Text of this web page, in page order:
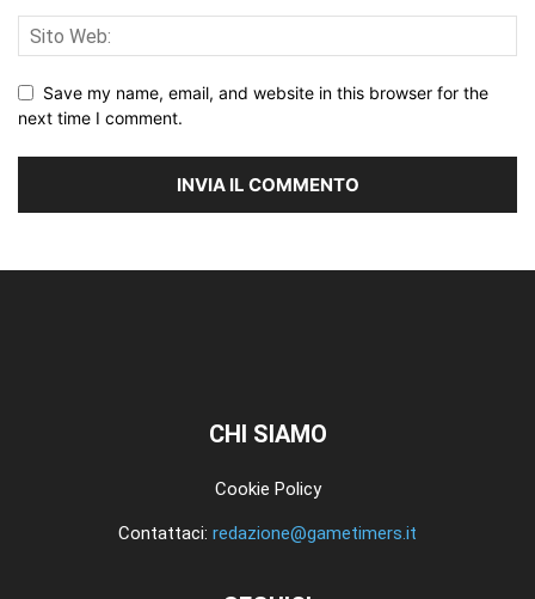
Save my name, email, and website in this browser for the
next time I comment.
CHI SIAMO
Cookie Policy
Contattaci: redazione@gametimers.it